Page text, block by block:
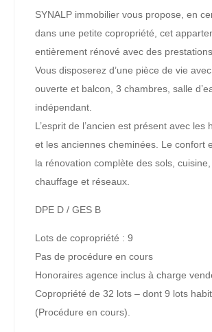
SYNALP immobilier vous propose, en
dans une petite copropriété, cet
entièrement rénové avec des
Vous disposerez d’une pièce de vie
ouverte et balcon, 3 chambres, salle
indépendant.
L’esprit de l’ancien est présent avec les
et les anciennes cheminées. Le confort
la rénovation complète des sols, cuisine,
chauffage et réseaux.
DPE D / GES B
Lots de copropriété : 9
Pas de procédure en cours
Honoraires agence inclus à charge
Copropriété de 32 lots – dont 9 lots
(Procédure en cours).